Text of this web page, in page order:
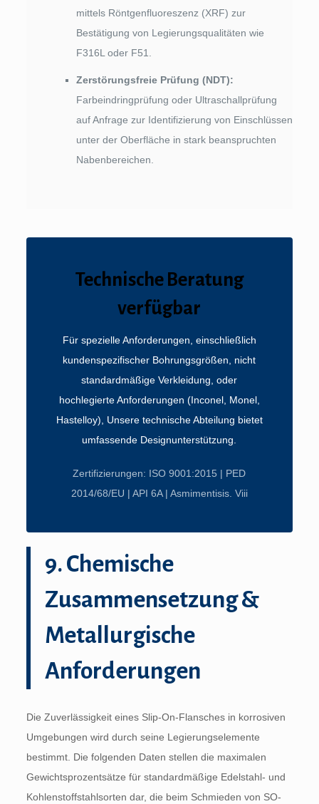
mittels Röntgenfluoreszenz (XRF) zur
Bestätigung von Legierungsqualitäten wie
F316L oder F51.
Zerstörungsfreie Prüfung (NDT):
Farbeindringprüfung oder Ultraschallprüfung
auf Anfrage zur Identifizierung von Einschlüssen
unter der Oberfläche in stark beanspruchten
Nabenbereichen.
Technische Beratung
verfügbar
Für spezielle Anforderungen, einschließlich
kundenspezifischer Bohrungsgrößen, nicht
standardmäßige Verkleidung, oder
hochlegierte Anforderungen (Inconel, Monel,
Hastelloy), Unsere technische Abteilung bietet
umfassende Designunterstützung.
Zertifizierungen: ISO 9001:2015 | PED
2014/68/EU | API 6A | Asmimentisis. Viii
9. Chemische
Zusammensetzung &
Metallurgische
Anforderungen
Die Zuverlässigkeit eines Slip-On-Flansches in korrosiven
Umgebungen wird durch seine Legierungselemente
bestimmt. Die folgenden Daten stellen die maximalen
Gewichtsprozentsätze für standardmäßige Edelstahl- und
Kohlenstoffstahlsorten dar, die beim Schmieden von SO-